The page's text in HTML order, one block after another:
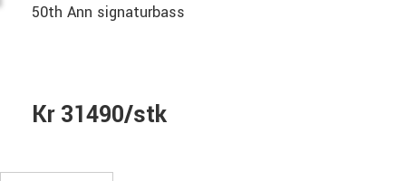
50th Ann signaturbass
Kr 31490/stk